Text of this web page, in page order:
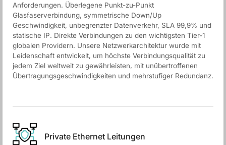
Anforderungen. Überlegene Punkt-zu-Punkt
Glasfaserverbindung, symmetrische Down/Up
Geschwindigkeit, unbegrenzter Datenverkehr, SLA 99,9% und
statische IP. Direkte Verbindungen zu den wichtigsten Tier-1
globalen Providern. Unsere Netzwerkarchitektur wurde mit
Leidenschaft entwickelt, um höchste Verbindungsqualität zu
jedem Ziel weltweit zu gewährleisten, mit unübertroffenen
Übertragungsgeschwindigkeiten und mehrstufiger Redundanz.
Private Ethernet Leitungen